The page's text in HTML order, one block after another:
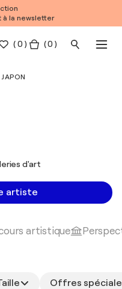
la newsletter
(0 ) ( 0 )
JAPON
d'art
artiste
artistique
Offres